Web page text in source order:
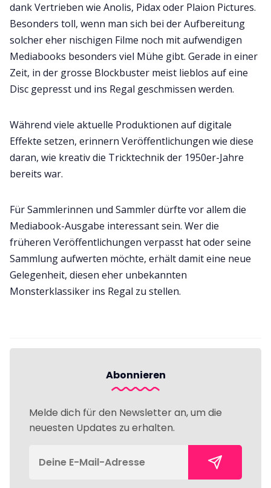
dank Vertrieben wie Anolis, Pidax oder Plaion Pictures.
Besonders toll, wenn man sich bei der Aufbereitung
solcher eher nischigen Filme noch mit aufwendigen
Mediabooks besonders viel Mühe gibt. Gerade in einer
Zeit, in der grosse Blockbuster meist lieblos auf eine
Disc gepresst und ins Regal geschmissen werden.
Während viele aktuelle Produktionen auf digitale
Effekte setzen, erinnern Veröffentlichungen wie diese
daran, wie kreativ die Tricktechnik der 1950er-Jahre
bereits war.
Für Sammlerinnen und Sammler dürfte vor allem die
Mediabook-Ausgabe interessant sein. Wer die
früheren Veröffentlichungen verpasst hat oder seine
Sammlung aufwerten möchte, erhält damit eine neue
Gelegenheit, diesen eher unbekannten
Monsterklassiker ins Regal zu stellen.
Abonnieren
Melde dich für den Newsletter an, um die
neuesten Updates zu erhalten.